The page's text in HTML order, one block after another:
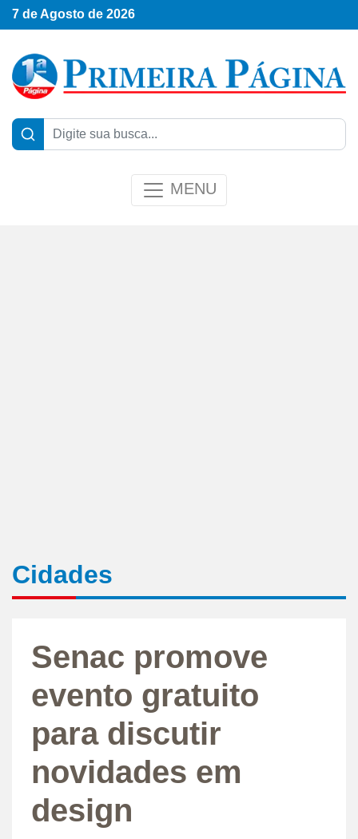
7 de Agosto de 2026
MENU
Cidades
Senac promove
evento gratuito
para discutir
novidades em
design